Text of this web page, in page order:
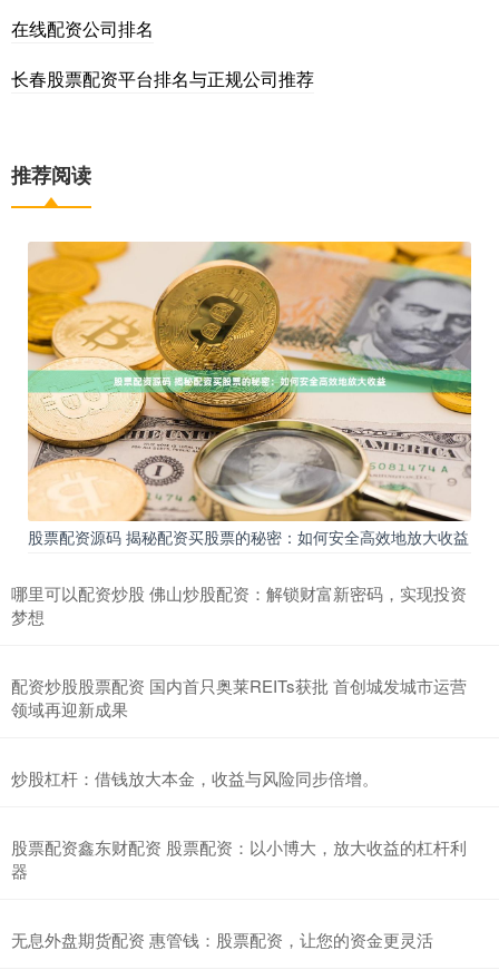
在线配资公司排名
长春股票配资平台排名与正规公司推荐
推荐阅读
股票配资源码 揭秘配资买股票的秘密：如何安全高效地放大收益
哪里可以配资炒股 佛山炒股配资：解锁财富新密码，实现投资
梦想
配资炒股股票配资 国内首只奥莱REITs获批 首创城发城市运营
领域再迎新成果
炒股杠杆：借钱放大本金，收益与风险同步倍增。
股票配资鑫东财配资 股票配资：以小博大，放大收益的杠杆利
器
无息外盘期货配资 惠管钱：股票配资，让您的资金更灵活